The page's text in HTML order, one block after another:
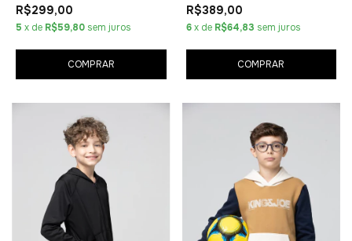
R$299,00
5 x de R$59,80 sem juros
COMPRAR
R$389,00
6 x de R$64,83 sem juros
COMPRAR